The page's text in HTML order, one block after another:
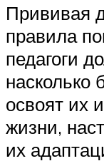
Прививая
правила
педагоги
насколько
освоят их
жизни,
их